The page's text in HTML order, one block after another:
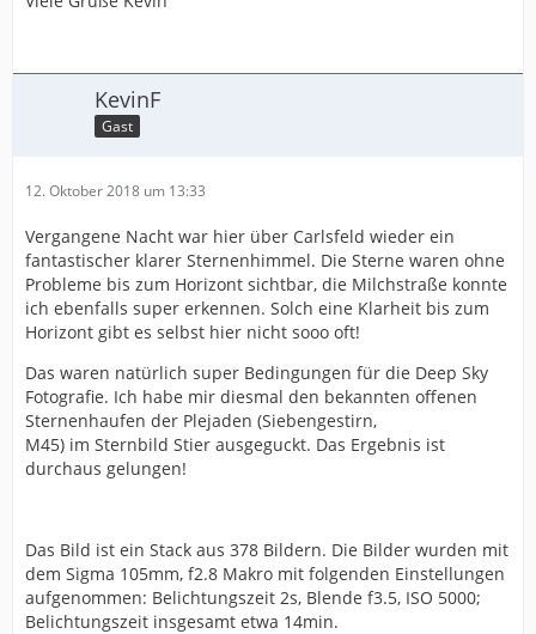
KevinF
Gast
12. Oktober 2018 um 13:33
Vergangene Nacht war hier über Carlsfeld wieder ein
fantastischer klarer Sternenhimmel. Die Sterne waren ohne
Probleme bis zum Horizont sichtbar, die Milchstraße konnte
ich ebenfalls super erkennen. Solch eine Klarheit bis zum
Horizont gibt es selbst hier nicht sooo oft!
Das waren natürlich super Bedingungen für die Deep Sky
Fotografie. Ich habe mir diesmal den bekannten offenen
Sternenhaufen der Plejaden (Siebengestirn,
M45) im Sternbild Stier ausgeguckt. Das Ergebnis ist
durchaus gelungen!
Das Bild ist ein Stack aus 378 Bildern. Die Bilder wurden mit
dem Sigma 105mm, f2.8 Makro mit folgenden Einstellungen
aufgenommen: Belichtungszeit 2s, Blende f3.5, ISO 5000;
Belichtungszeit insgesamt etwa 14min.